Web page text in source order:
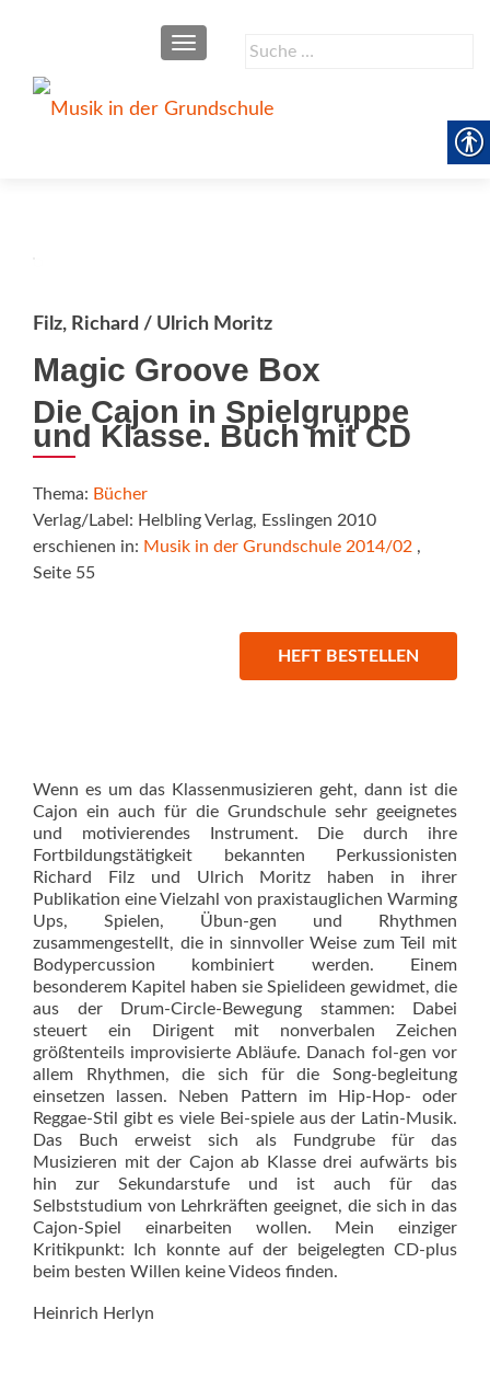
Suche
SCHALTE NAVIGATION
Filz, Richard / Ulrich Moritz
Magic Groove Box
Die Cajon in Spielgruppe
und Klasse. Buch mit CD
Thema: Bücher
Verlag/Label: Helbling Verlag, Esslingen 2010
erschienen in: Musik in der Grundschule 2014/02 ,
Seite 55
HEFT BESTELLEN
Wenn es um das Klassenmusizieren geht, dann ist die
Cajon ein auch für die Grundschule sehr geeignetes
und motivierendes Instrument. Die durch ihre
Fortbildungstätigkeit bekannten Perkussionisten
Richard Filz und Ulrich Moritz haben in ihrer
Publikation eine Vielzahl von praxistauglichen Warming
Ups, Spielen, Übun-gen und Rhythmen
zusammengestellt, die in sinnvoller Weise zum Teil mit
Bodypercussion kombiniert werden. Einem
besonderem Kapitel haben sie Spielideen gewidmet, die
aus der Drum-Circle-Bewegung stammen: Dabei
steuert ein Dirigent mit nonverbalen Zeichen
größtenteils improvisierte Abläufe. Danach fol-gen vor
allem Rhythmen, die sich für die Song-begleitung
einsetzen lassen. Neben Pattern im Hip-Hop- oder
Reggae-Stil gibt es viele Bei-spiele aus der Latin-Musik.
Das Buch erweist sich als Fundgrube für das
Musizieren mit der Cajon ab Klasse drei aufwärts bis
hin zur Sekundarstufe und ist auch für das
Selbststudium von Lehrkräften geeignet, die sich in das
Cajon-Spiel einarbeiten wollen. Mein einziger
Kritikpunkt: Ich konnte auf der beigelegten CD-plus
beim besten Willen keine Videos finden.
Heinrich Herlyn